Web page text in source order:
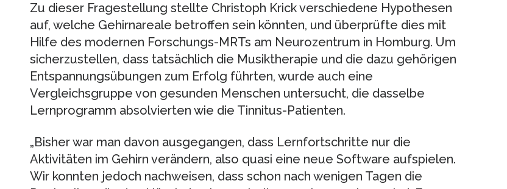
Zu dieser Fragestellung stellte Christoph Krick verschiedene Hypothesen
auf, welche Gehirnareale betroffen sein könnten, und überprüfte dies mit
Hilfe des modernen Forschungs-MRTs am Neurozentrum in Homburg. Um
sicherzustellen, dass tatsächlich die Musiktherapie und die dazu gehörigen
Entspannungsübungen zum Erfolg führten, wurde auch eine
Vergleichsgruppe von gesunden Menschen untersucht, die dasselbe
Lernprogramm absolvierten wie die Tinnitus-Patienten.
„Bisher war man davon ausgegangen, dass Lernfortschritte nur die
Aktivitäten im Gehirn verändern, also quasi eine neue Software aufspielen.
Wir konnten jedoch nachweisen, dass schon nach wenigen Tagen die